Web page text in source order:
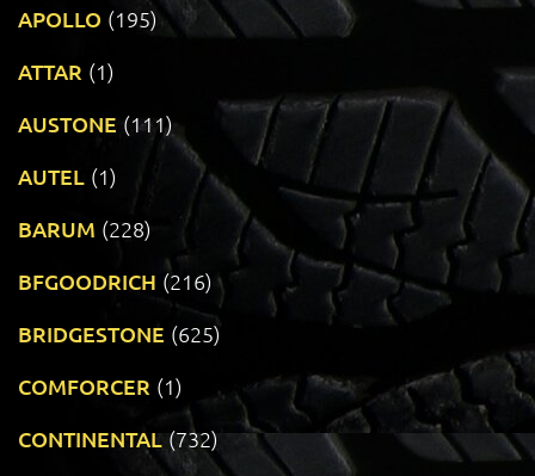
APOLLO (195)
ATTAR (1)
AUSTONE (111)
AUTEL (1)
BARUM (228)
BFGOODRICH (216)
BRIDGESTONE (625)
COMFORCER (1)
CONTINENTAL (732)